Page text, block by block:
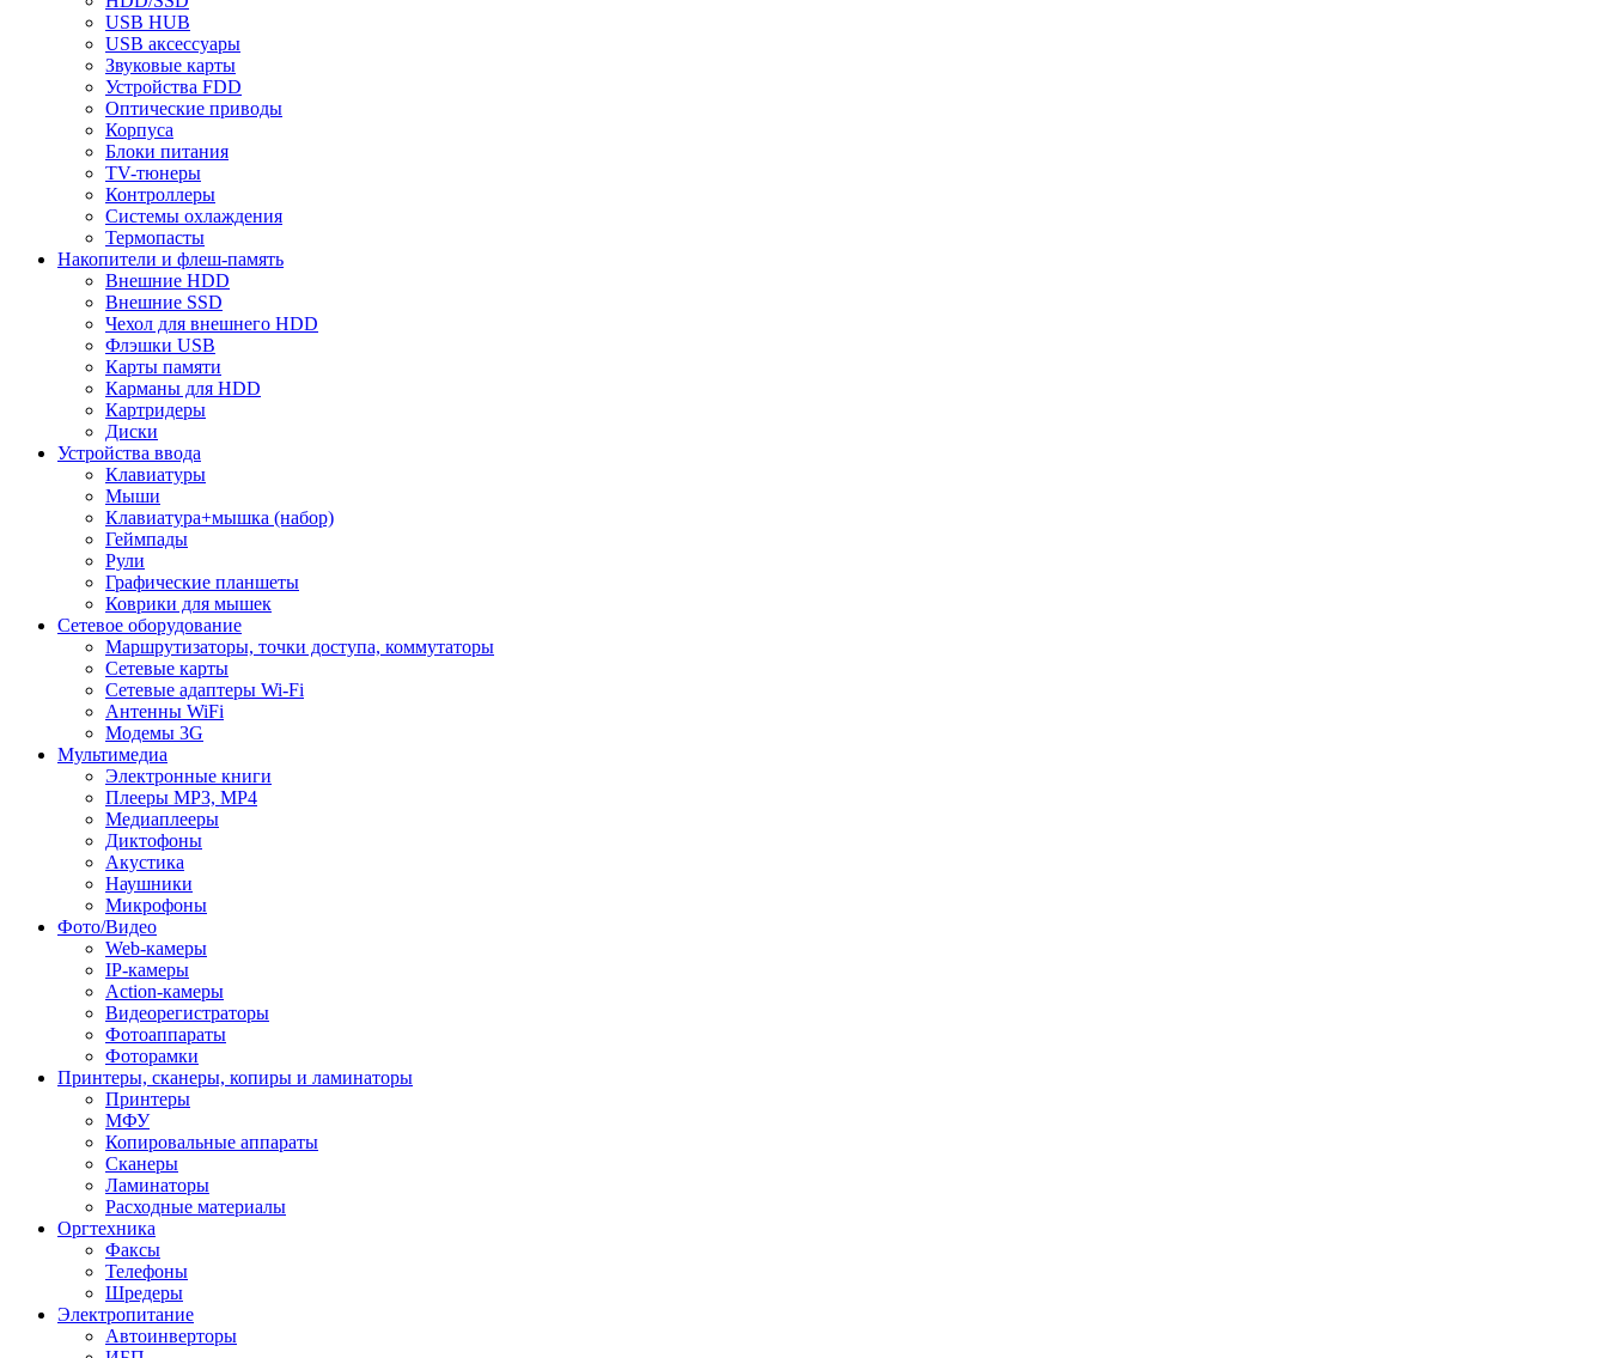
USB HUB
USB аксессуары
Звуковые карты
Устройства FDD
Оптические приводы
Корпуса
Блоки питания
TV-тюнеры
Контроллеры
Системы охлаждения
Термопасты
Накопители и флеш-память
Внешние HDD
Внешние SSD
Чехол для внешнего HDD
Флэшки USB
Карты памяти
Карманы для HDD
Картридеры
Диски
Устройства ввода
Клавиатуры
Мыши
Клавиатура+мышка (набор)
Геймпады
Рули
Графические планшеты
Коврики для мышек
Сетевое оборудование
Маршрутизаторы, точки доступа, коммутаторы
Сетевые карты
Сетевые адаптеры Wi-Fi
Антенны WiFi
Модемы 3G
Мультимедиа
Электронные книги
Плееры MP3, MP4
Медиаплееры
Диктофоны
Акустика
Наушники
Микрофоны
Фото/Видео
Web-камеры
IP-камеры
Action-камеры
Видеорегистраторы
Фотоаппараты
Фоторамки
Принтеры, сканеры, копиры и ламинаторы
Принтеры
МФУ
Копировальные аппараты
Сканеры
Ламинаторы
Расходные материалы
Оргтехника
Факсы
Телефоны
Шредеры
Электропитание
Автоинверторы